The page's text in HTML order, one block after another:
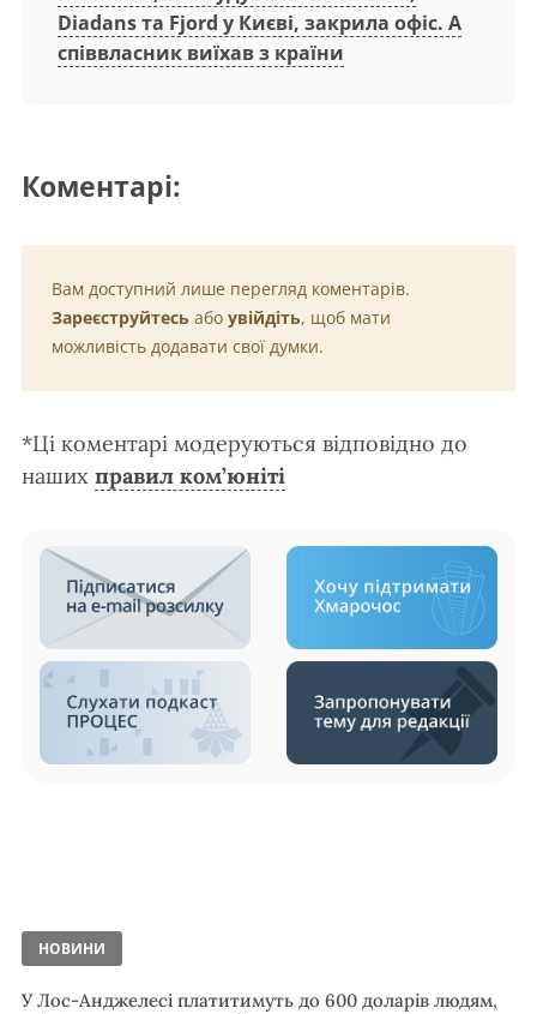
Diadans та Fjord у Києві, закрила офіс. А
співвласник виїхав з країни
Коментарі:
Вам доступний лише перегляд коментарів.
Зареєструйтесь або увійдіть, щоб мати
можливість додавати свої думки.
*Ці коментарі модеруються відповідно до
наших правил ком’юніті
НОВИНИ
У Лос-Анджелесі платитимуть до 600 доларів людям,